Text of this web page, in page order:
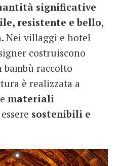
significative
resistente e bello,
Nei villaggi e hotel
costruiscono
bambù raccolto
è realizzata a
materiali
sostenibili e